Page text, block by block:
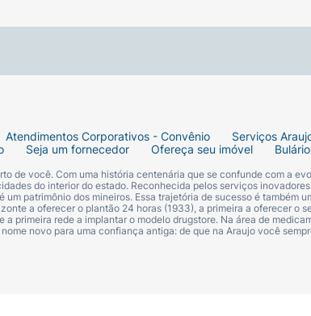
Atendimentos Corporativos - Convênio Serviços
Seja um fornecedor Ofereça seu imóvel Bulário
de você. Com uma história centenária que se confunde com a
do interior do estado. Reconhecida pelos serviços
patrimônio dos mineiros. Essa trajetória de sucesso é também
a oferecer o plantão 24 horas (1933), a primeira a oferecer o
primeira rede a implantar o modelo drugstore. Na área de
novo para uma confiança antiga: de que na Araujo você